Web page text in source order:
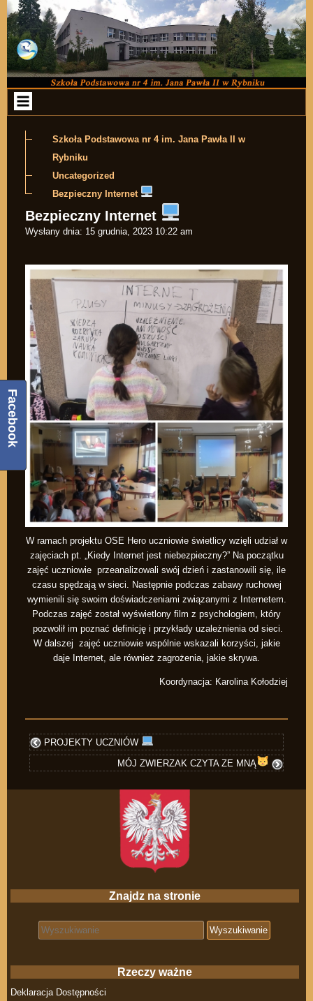
Przejdź do zawartości
Szkoła Podstawowa nr 4 im. Jana Pawła II w
Rybniku
Uncategorized
Bezpieczny Internet
Bezpieczny Internet
Wysłany dnia: 15 grudnia, 2023 10:22 am
W ramach projektu OSE Hero uczniowie świetlicy wzięli udział w
zajęciach pt. „Kiedy Internet jest niebezpieczny?” Na początku
zajęć uczniowie przeanalizowali swój dzień i zastanowili się, ile
czasu spędzają w sieci. Następnie podczas zabawy ruchowej
wymienili się swoim doświadczeniami związanymi z Internetem.
Podczas zajęć został wyświetlony film z psychologiem, który
pozwolił im poznać definicję i przykłady uzależnienia od sieci.
W dalszej zajęć uczniowie wspólnie wskazali korzyści, jakie
daje Internet, ale również zagrożenia, jakie skrywa.
Koordynacja: Karolina Kołodziej
PROJEKTY UCZNIÓW
MÓJ ZWIERZAK CZYTA ZE MNĄ
Znajdz na stronie
Search for:
Rzeczy ważne
Deklaracja Dostępności
Facebook